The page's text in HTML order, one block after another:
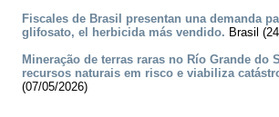
Fiscales de Brasil presentan una demanda
glifosato, el herbicida más vendido. Brasil
Mineração de terras raras no Río Grande do
recursos naturais em risco e viabiliza
(07/05/2026)